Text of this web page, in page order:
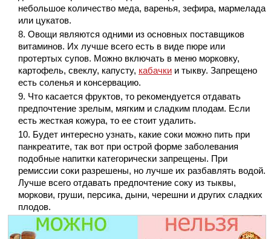
небольшое количество меда, варенья, зефира, мармелада
или цукатов.
Овощи являются одними из основных поставщиков
витаминов. Их лучше всего есть в виде пюре или
протертых супов. Можно включать в меню морковку,
картофель, свеклу, капусту, кабачки и тыкву. Запрещено
есть соленья и консервацию.
Что касается фруктов, то рекомендуется отдавать
предпочтение зрелым, мягким и сладким плодам. Если
есть жесткая кожура, то ее стоит удалить.
Будет интересно узнать, какие соки можно пить при
панкреатите, так вот при острой форме заболевания
подобные напитки категорически запрещены. При
ремиссии соки разрешены, но лучше их разбавлять водой.
Лучше всего отдавать предпочтение соку из тыквы,
моркови, груши, персика, дыни, черешни и других сладких
плодов.